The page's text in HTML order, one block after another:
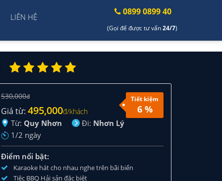
LIÊN HỆ 0899 0899 40
(Gọi để được tư vấn24/7)
530,000đ Tiết kiệm
6 %
Giá từ: 495,000đ/khách
Từ: Quy Nhơn Đi: Nhơn Lý
1/2 ngày
Điểm nổi bật:
Karaoke hát cho nhau nghe trên bãi biển
Tiệc BBQ Hải sản đặc biệt